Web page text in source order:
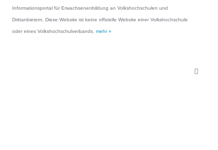
Informationsportal für Erwachsenenbildung an Volkshochschulen und
Drittanbietern. Diese Website ist keine offizielle Website einer Volkshochschule
oder eines Volkshochschulverbands. mehr »